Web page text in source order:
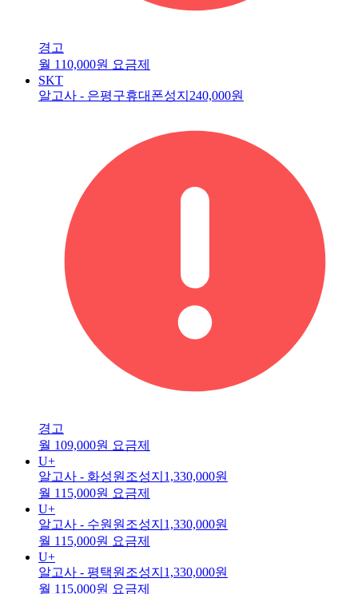
경고
월 110,000원 요금제
SKT
알고사 - 은평구휴대폰성지 240,000원
경고
월 109,000원 요금제
U+
알고사 - 화성원조성지 1,330,000원
월 115,000원 요금제
U+
알고사 - 수원원조성지 1,330,000원
월 115,000원 요금제
U+
알고사 - 평택원조성지 1,330,000원
월 115,000원 요금제